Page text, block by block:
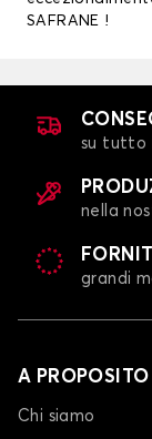
SAFRANE !
su tutto
nella
grandi
A PROPOSITO
Chi siamo